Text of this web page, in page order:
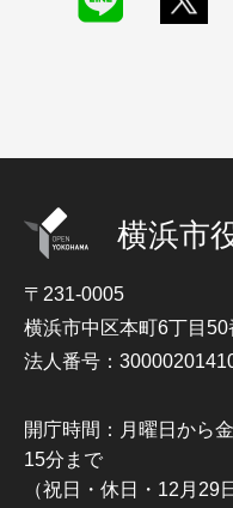
横浜市
〒231-0005
横浜市中区本町6丁目
法人番号：
開庁時間：月曜日から
15分まで
（祝日・休日・12月29